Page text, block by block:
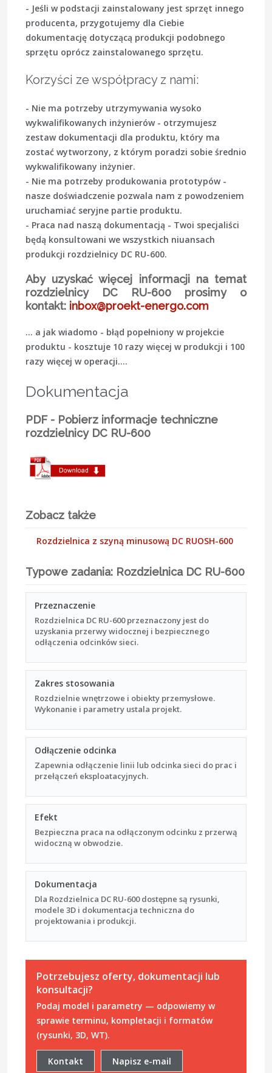
- Jeśli w podstacji zainstalowany jest sprzęt innego
producenta, przygotujemy dla Ciebie
dokumentację dotyczącą produkcji podobnego
sprzętu oprócz zainstalowanego sprzętu.
Korzyści ze współpracy z nami:
- Nie ma potrzeby utrzymywania wysoko
wykwalifikowanych inżynierów - otrzymujesz
zestaw dokumentacji dla produktu, który ma
zostać wytworzony, z którym poradzi sobie średnio
wykwalifikowany inżynier.
- Nie ma potrzeby produkowania prototypów -
nasze doświadczenie pozwala nam z powodzeniem
uruchamiać seryjne partie produktu.
- Praca nad naszą dokumentacją - Twoi specjaliści
będą konsultowani we wszystkich niuansach
produkcji rozdzielnicy DC RU-600.
Aby uzyskać więcej informacji na temat
rozdzielnicy DC RU-600 prosimy o
kontakt: inbox@proekt-energo.com
... a jak wiadomo - błąd popełniony w projekcie
produktu - kosztuje 10 razy więcej w produkcji i 100
razy więcej w operacji....
Dokumentacja
PDF - Pobierz informacje techniczne
rozdzielnicy DC RU-600
Zobacz także
Rozdzielnica z szyną minusową DC RUOSH-600
Typowe zadania: Rozdzielnica DC RU-600
Przeznaczenie
Rozdzielnica DC RU-600 przeznaczony jest do
uzyskania przerwy widocznej i bezpiecznego
odłączenia odcinków sieci.
Zakres stosowania
Rozdzielnie wnętrzowe i obiekty przemysłowe.
Wykonanie i parametry ustala projekt.
Odłączenie odcinka
Zapewnia odłączenie linii lub odcinka sieci do prac i
przełączeń eksploatacyjnych.
Efekt
Bezpieczna praca na odłączonym odcinku z przerwą
widoczną w obwodzie.
Dokumentacja
Dla Rozdzielnica DC RU-600 dostępne są rysunki,
modele 3D i dokumentacja techniczna do
projektowania i produkcji.
Potrzebujesz oferty, dokumentacji lub
konsultacji?
Podaj model i parametry — odpowiemy w
sprawie terminu, kompletacji i formatów
(rysunki, 3D, WT).
Kontakt Napisz e-mail